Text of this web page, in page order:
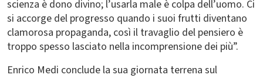
scienza è dono divino; l’usarla male è colpa dell’uomo. Ci
si accorge del progresso quando i suoi frutti diventano
clamorosa propaganda, così il travaglio del pensiero è
troppo spesso lasciato nella incomprensione dei più”.
Enrico Medi conclude la sua giornata terrena sul